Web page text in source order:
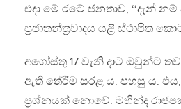
එදා මේ රටේ ජනතාව, ‘‘දැන්
ප‍්‍රජාතන්ත‍්‍රවාදය යළි ස්ථාපිත
අගෝස්තු 17 වැනි දාට ඔවුන්ට
ඇති තේරීම සරළ ය. පහසු ය.
ප‍්‍රශ්නයක් නොවේ. මහින්ද